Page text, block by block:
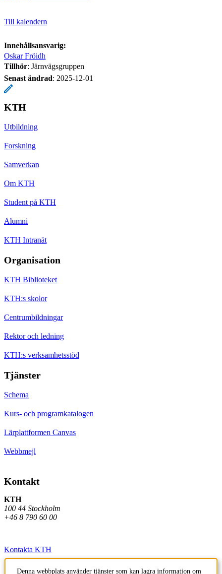
Till kalendern
Innehållsansvarig:
Oskar Fröidh
Tillhör: Järnvägsgruppen
Senast ändrad: 2025-12-01
KTH
Utbildning
Forskning
Samverkan
Om KTH
Student på KTH
Alumni
KTH Intranät
Organisation
KTH Biblioteket
KTH:s skolor
Centrumbildningar
Rektor och ledning
KTH:s verksamhetsstöd
Tjänster
Schema
Kurs- och programkatalogen
Lärplattformen Canvas
Webbmejl
Kontakt
KTH
100 44 Stockholm
+46 8 790 60 00
Kontakta KTH
Jobba på KTH
Denna webbplats använder tjänster som kan lagra information om